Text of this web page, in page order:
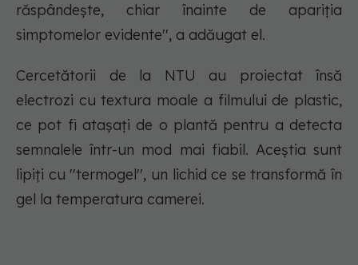
răspândeşte, chiar înainte de apariţia
simptomelor evidente'', a adăugat el.
Cercetătorii de la NTU au proiectat însă
electrozi cu textura moale a filmului de plastic,
ce pot fi ataşaţi de o plantă pentru a detecta
semnalele într-un mod mai fiabil. Aceştia sunt
lipiţi cu ''termogel'', un lichid ce se transformă în
gel la temperatura camerei.